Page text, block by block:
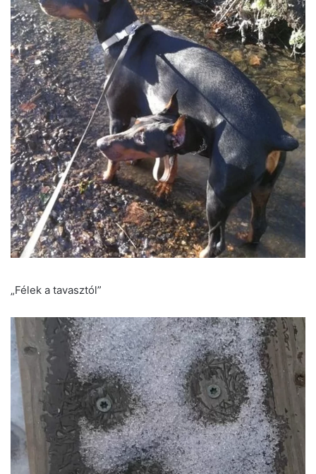
„Félek a tavasztól”